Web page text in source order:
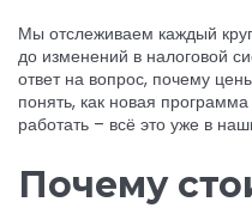
Мы отслеживаем каждый
до изменений в налоговой
ответ на вопрос, почему
понять, как новая
работать – всё это уже в
Почему